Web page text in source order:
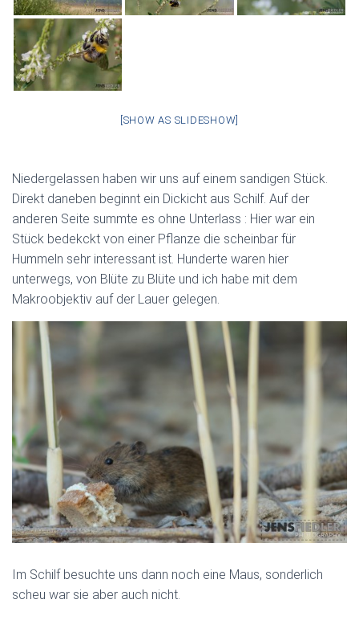
[SHOW AS SLIDESHOW]
Niedergelassen haben wir uns auf einem sandigen Stück.
Direkt daneben beginnt ein Dickicht aus Schilf. Auf der
anderen Seite summte es ohne Unterlass : Hier war ein
Stück bedekckt von einer Pflanze die scheinbar für
Hummeln sehr interessant ist. Hunderte waren hier
unterwegs, von Blüte zu Blüte und ich habe mit dem
Makroobjektiv auf der Lauer gelegen.
Im Schilf besuchte uns dann noch eine Maus, sonderlich
scheu war sie aber auch nicht.